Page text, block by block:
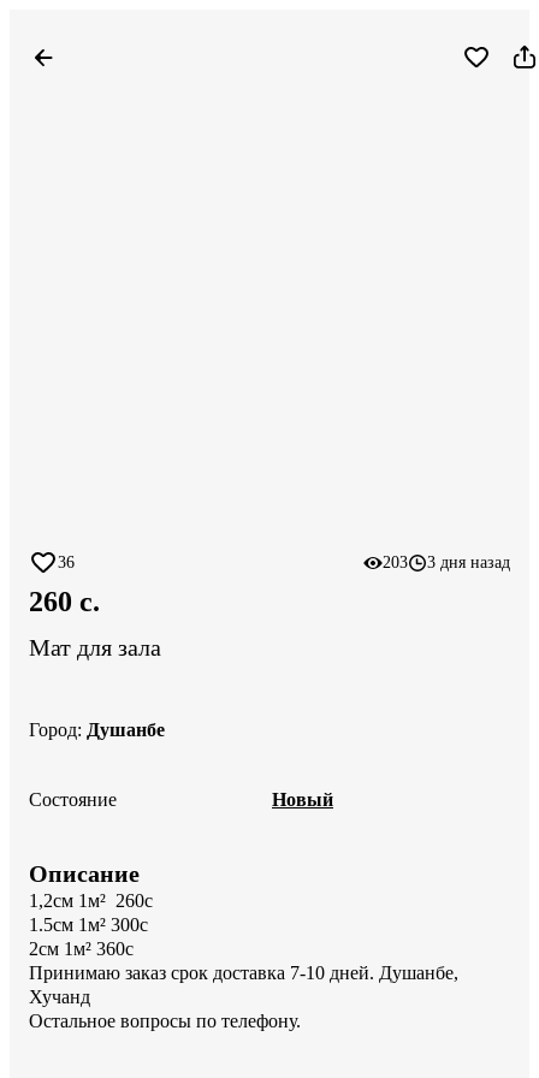
36 203 3 дня назад
260 c.
Мат для зала
Город: Душанбе
Состояние Новый
Описание
1,2см 1м²  260с
1.5см 1м² 300с
2см 1м² 360с
Принимаю заказ срок доставка 7-10 дней. Душанбе,
Хучанд
Остальное вопросы по телефону.